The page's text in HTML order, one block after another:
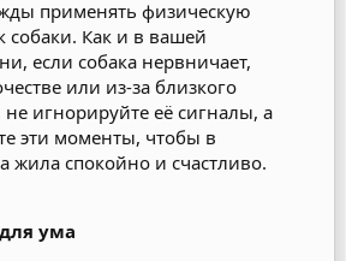
применять физическую
Как и в вашей
если собака нервничает,
или из-за близкого
не игнорируйте её сигналы, а
эти моменты, чтобы в
жила спокойно и счастливо.
ума